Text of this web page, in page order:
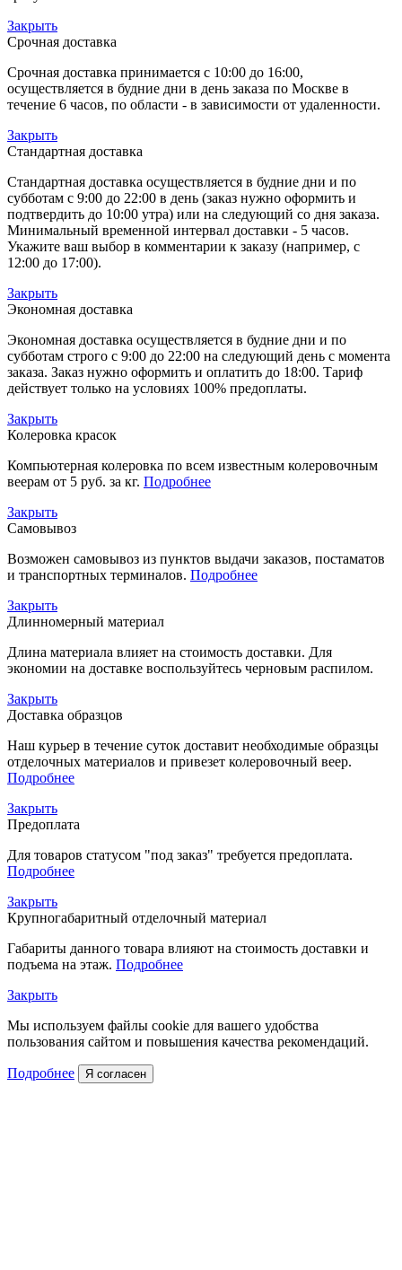
Закрыть
Срочная доставка
Срочная доставка принимается с 10:00 до 16:00,
осуществляется в будние дни в день заказа по Москве в
течение 6 часов, по области - в зависимости от удаленности.
Закрыть
Стандартная доставка
Стандартная доставка осуществляется в будние дни и по
субботам с 9:00 до 22:00 в день (заказ нужно оформить и
подтвердить до 10:00 утра) или на следующий со дня заказа.
Минимальный временной интервал доставки - 5 часов.
Укажите ваш выбор в комментарии к заказу (например, с
12:00 до 17:00).
Закрыть
Экономная доставка
Экономная доставка осуществляется в будние дни и по
субботам строго с 9:00 до 22:00 на следующий день с момента
заказа. Заказ нужно оформить и оплатить до 18:00. Тариф
действует только на условиях 100% предоплаты.
Закрыть
Колеровка красок
Компьютерная колеровка по всем известным колеровочным
веерам от 5 руб. за кг. Подробнее
Закрыть
Самовывоз
Возможен самовывоз из пунктов выдачи заказов, постаматов
и транспортных терминалов. Подробнее
Закрыть
Длинномерный материал
Длина материала влияет на стоимость доставки. Для
экономии на доставке воспользуйтесь черновым распилом.
Закрыть
Доставка образцов
Наш курьер в течение суток доставит необходимые образцы
отделочных материалов и привезет колеровочный веер.
Подробнее
Закрыть
Предоплата
Для товаров статусом "под заказ" требуется предоплата.
Подробнее
Закрыть
Крупногабаритный отделочный материал
Габариты данного товара влияют на стоимость доставки и
подъема на этаж. Подробнее
Закрыть
Мы используем файлы cookie для вашего удобства
пользования сайтом и повышения качества рекомендаций.
Подробнее Я согласен